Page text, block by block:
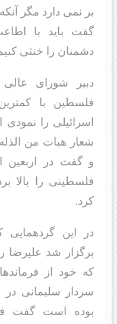
بر نمی دارد مگر
گفت باید با
دشمنان را خنثی
دبیر شورای
فلسطین با
اسرائیلی را
شعار هیات من
و گفت در اربعین
فلسطینی را بالا
کرد.
در این گردهمایی
برگزار شد علیرضا
که خود از
بوده است گفت